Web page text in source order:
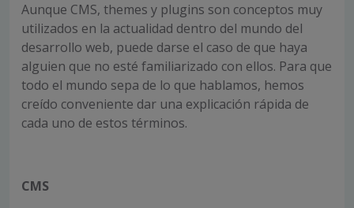
Aunque CMS, themes y plugins son conceptos muy
utilizados en la actualidad dentro del mundo del
desarrollo web, puede darse el caso de que haya
alguien que no esté familiarizado con ellos. Para que
todo el mundo sepa de lo que hablamos, hemos
creído conveniente dar una explicación rápida de
cada uno de estos términos.
CMS